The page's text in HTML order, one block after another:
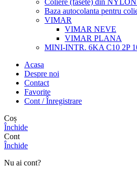
Coliere (fasete) din
Baza autocolanta pentru
VIMAR
VIMAR NEVE
VIMAR PLANA
MINI-INTR. 6KA C10 2P
Acasa
Despre noi
Contact
Favorite
Cont / Înregistrare
Coș
Închide
Cont
Închide
Nu ai cont?